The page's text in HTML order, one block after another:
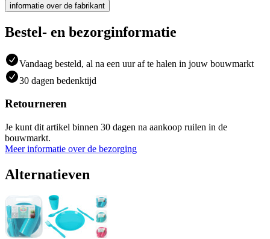
informatie over de fabrikant
Bestel- en bezorginformatie
Vandaag besteld, al na een uur af te halen in jouw bouwmarkt
30 dagen bedenktijd
Retourneren
Je kunt dit artikel binnen 30 dagen na aankoop ruilen in de
bouwmarkt.
Meer informatie over de bezorging
Alternatieven